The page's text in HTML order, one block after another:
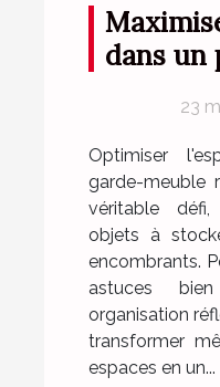
dans
23
Optimiser
garde-meuble
véritable
objets à
encombrants.
astuces
organisation
transformer
espaces en un...